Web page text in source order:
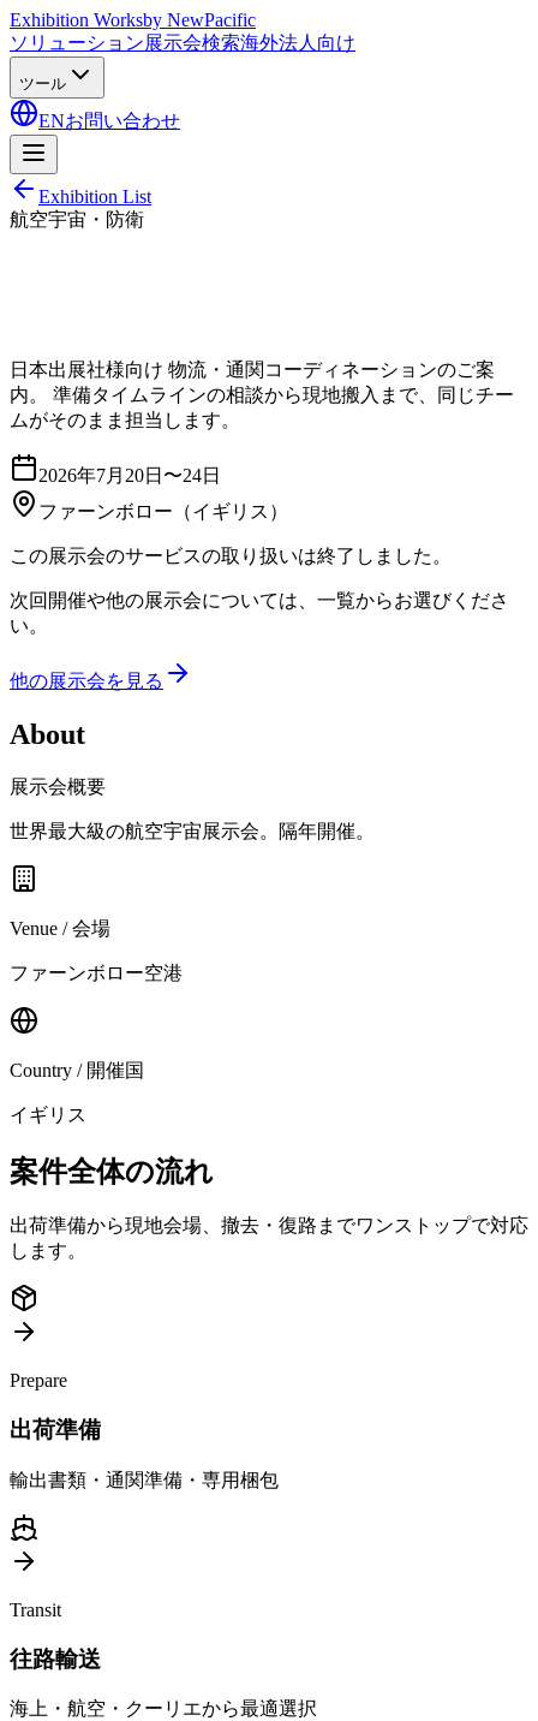
Exhibition Worksby NewPacific
ソリューション展示会検索海外法人向け
ツール
ENお問い合わせ
Exhibition List
航空宇宙・防衛
日本出展社様向け 物流・通関コーディネーションのご案
内。 準備タイムラインの相談から現地搬入まで、同じチー
ムがそのまま担当します。
2026年7月20日〜24日
ファーンボロー （イギリス）
この展示会のサービスの取り扱いは終了しました。
次回開催や他の展示会については、一覧からお選びくださ
い。
他の展示会を見る
About
展示会概要
世界最大級の航空宇宙展示会。隔年開催。
Venue / 会場
ファーンボロー空港
Country / 開催国
イギリス
案件全体の流れ
出荷準備から現地会場、撤去・復路までワンストップで対応
します。
Prepare
出荷準備
輸出書類・通関準備・専用梱包
Transit
往路輸送
海上・航空・クーリエから最適選択